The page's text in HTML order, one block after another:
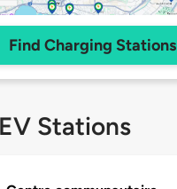
Find Charging Stations
Stations